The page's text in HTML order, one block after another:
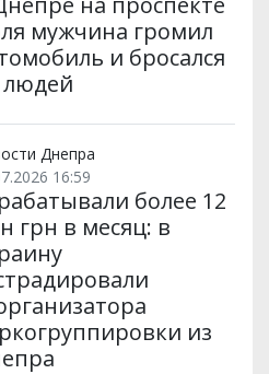
мужчина громил
и бросался
людей
Днепра
16:59
более 12
грн в месяц: в
из